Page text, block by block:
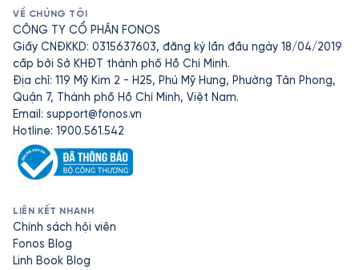
VỀ CHÚNG TÔI
CÔNG TY CỔ PHẦN FONOS
Giấy CNĐKKD: 0315637603, đăng ký lần đầu ngày 18/04/2019
cấp bởi Sở KHĐT thành phố Hồ Chí Minh.
Địa chỉ: 119 Mỹ Kim 2 - H25, Phú Mỹ Hưng, Phường Tân Phong,
Quận 7, Thành phố Hồ Chí Minh, Việt Nam.
Email: support@fonos.vn
Hotline: 1900.561.542
LIÊN KẾT NHANH
Chính sách hội viên
Fonos Blog
Linh Book Blog